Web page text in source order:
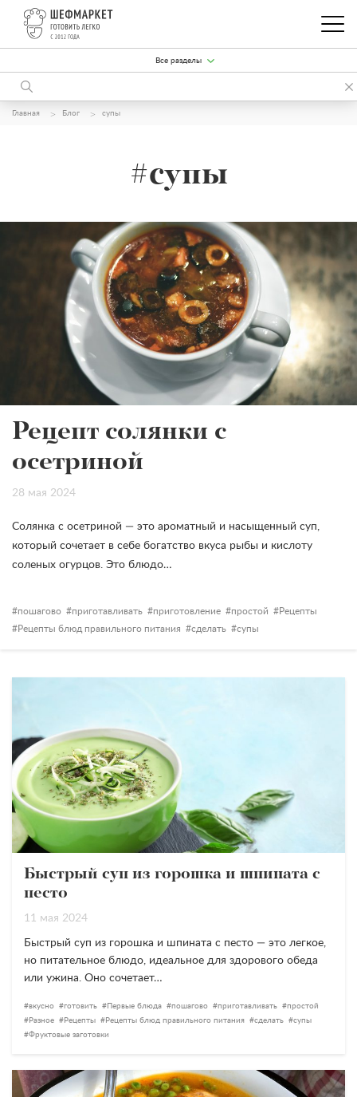
Все разделы
Главная Блог супы
#супы
Рецепт солянки с
осетриной
28 мая 2024
Солянка с осетриной — это ароматный и насыщенный суп,
который сочетает в себе богатство вкуса рыбы и кислоту
соленых огурцов. Это блюдо…
пошагово приготавливать приготовление простой
Рецепты
Рецепты блюд правильного питания
сделать супы
Быстрый суп из горошка и шпината с
песто
11 мая 2024
Быстрый суп из горошка и шпината с песто — это легкое,
но питательное блюдо, идеальное для здорового обеда
или ужина. Оно сочетает…
вкусно готовить Первые блюда пошагово приготавливать
простой
Разное
Рецепты Рецепты блюд правильного питания сделать
супы
Фруктовые заготовки